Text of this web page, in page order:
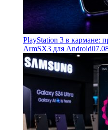
PlayStation 3 в кармане:
ArmSX3 для Android